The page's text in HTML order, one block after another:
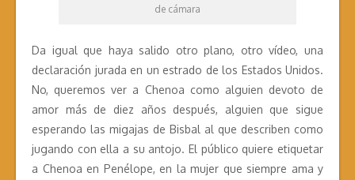
de cámara
Da igual que haya salido otro plano, otro vídeo, una
declaración jurada en un estrado de los Estados Unidos.
No, queremos ver a Chenoa como alguien devoto de
amor más de diez años después, alguien que sigue
esperando las migajas de Bisbal al que describen como
jugando con ella a su antojo. El público quiere etiquetar
a Chenoa en Penélope, en la mujer que siempre ama y